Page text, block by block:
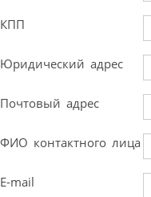
КПП
Юридический адрес
Почтовый адрес
ФИО контактного лица
E-mail